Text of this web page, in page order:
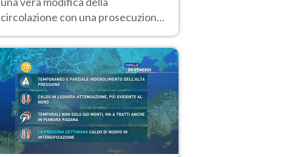
circolazione con una prosecuzione
giorni, compresa la settimana di
Ferragosto